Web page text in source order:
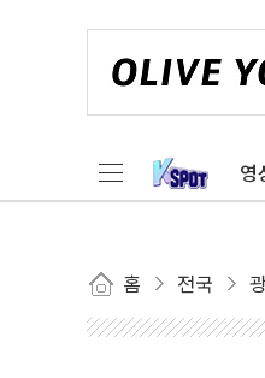
영
홈 전국